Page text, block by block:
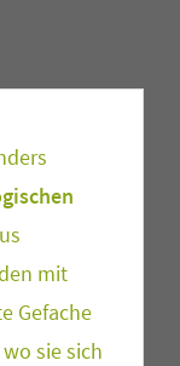
mit
Gefache
sie sich